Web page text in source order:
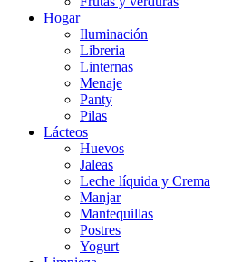
Hogar
Iluminación
Libreria
Linternas
Menaje
Panty
Pilas
Lácteos
Huevos
Jaleas
Leche líquida y Crema
Manjar
Mantequillas
Postres
Yogurt